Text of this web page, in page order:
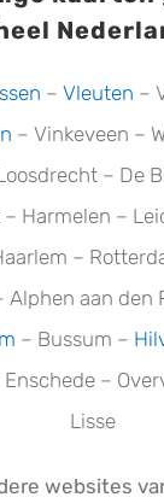
– Vleuten –
– Vinkeveen –
– De
– Harmelen –
–
Alphen aan den
– Bussum –
–
Lisse
websites